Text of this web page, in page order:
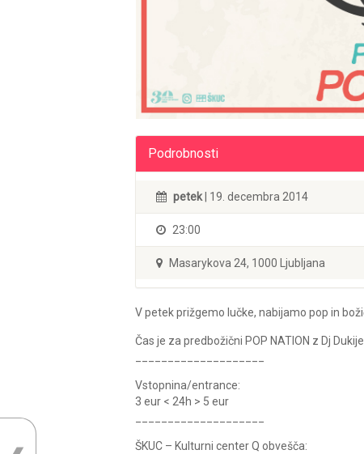
Podrobnosti
petek| 19. decembra 2014
23:00
Masarykova 24, 1000 Ljubljana
V petek prižgemo lučke, nabijamo pop in
Čas je za predbožični POP NATION z Dj
Vstopnina/entrance:
3 eur < 24h > 5 eur
ŠKUC – Kulturni center Q obvešča: